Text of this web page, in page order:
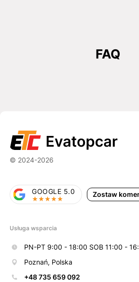
FAQ
© 2024-2026
Zostaw
GOOGLE 5.0
Usługa wsparcia
PN-PT 9:00 - 18:00 SOB 11:00 -
Poznań, Polska
+48 735 659 092